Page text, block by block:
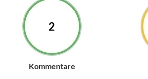
2
Kommentare